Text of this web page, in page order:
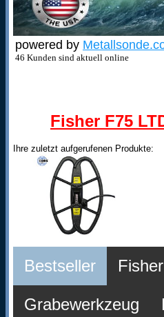
powered by
46 Kunden sind aktuell online
Fisher F75
Ihre zuletzt aufgerufenen Produkte:
Bestseller Fisher
Grabewerkzeug